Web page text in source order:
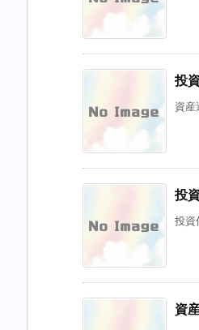
投
資産
投
投資
資